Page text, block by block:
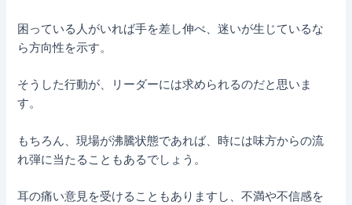
困っている人がいれば手を差し伸べ、迷いが生じているな
ら方向性を示す。
そうした行動が、リーダーには求められるのだと思いま
す。
もちろん、現場が沸騰状態であれば、時には味方からの流
れ弾に当たることもあるでしょう。
耳の痛い意見を受けることもありますし、不満や不信感を